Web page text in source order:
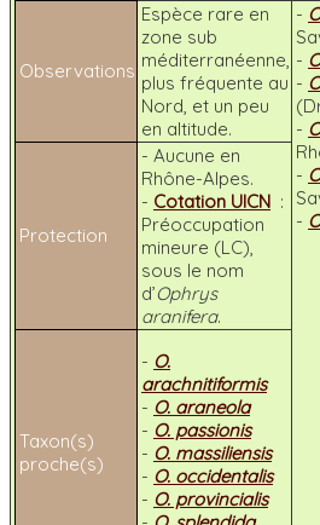
Observations
Espèce rare en
zone sub
méditerranéenne,
plus fréquente au
Nord, et un peu
en altitude.
-
-
-
-
-
-
Protection
- Aucune en
Rhône-Alpes.
- Cotation UICN :
Préoccupation
mineure (LC),
sous le nom
d’Ophrys
aranifera.
Taxon(s)
proche(s)
- O.
arachnitiformis
- O. araneola
- O. passionis
- O. massiliensis
- O. occidentalis
- O. provincialis